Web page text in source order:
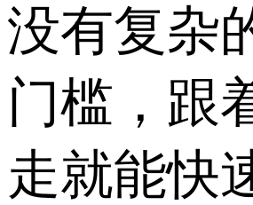
没有复杂
门槛，跟
走就能快